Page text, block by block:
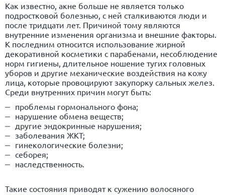
Как известно, акне больше не является только
подростковой болезнью, с ней сталкиваются люди и
после тридцати лет. Причиной тому являются
внутренние изменения организма и внешние факторы.
К последним относится использование жирной
декоративной косметики с парабенами, несоблюдение
норм гигиены, длительное ношение тугих головных
уборов и другие механические воздействия на кожу
лица, которые провоцируют закупорку сальных желез.
Среди внутренних причин могут быть:
проблемы гормонального фона;
нарушение обмена веществ;
другие эндокринные нарушения;
заболевания ЖКТ;
гинекологические болезни;
себорея;
наследственность.
Такие состояния приводят к сужению волосяного